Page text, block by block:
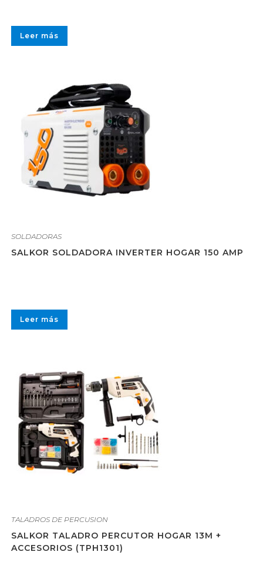
Leer más
SOLDADORAS
SALKOR SOLDADORA INVERTER HOGAR 150 AMP
Leer más
TALADROS DE PERCUSION
SALKOR TALADRO PERCUTOR HOGAR 13M +
ACCESORIOS (TPH1301)